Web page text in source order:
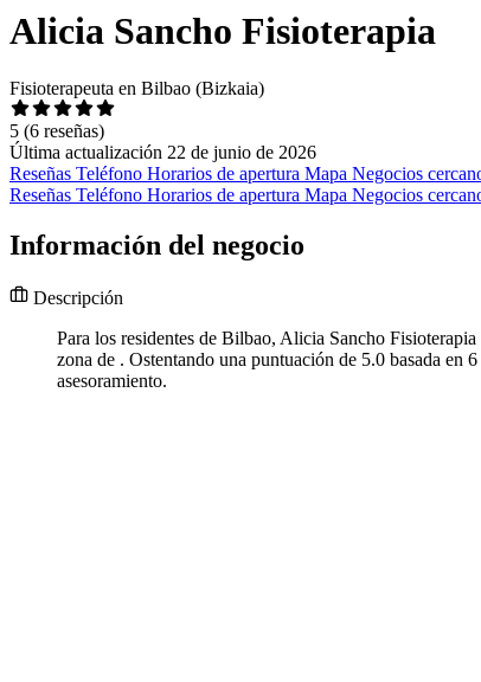
Alicia Sancho Fisioterapia
Fisioterapeuta en Bilbao (Bizkaia)
5 (6 reseñas)
Última actualización 22 de junio de 2026
Reseñas Teléfono Horarios de apertura Mapa Negocios
Reseñas Teléfono Horarios de apertura Mapa Negocios
Información del negocio
Descripción
Para los residentes de Bilbao, Alicia Sancho
zona de . Ostentando una puntuación de 5.0 basada en
asesoramiento.